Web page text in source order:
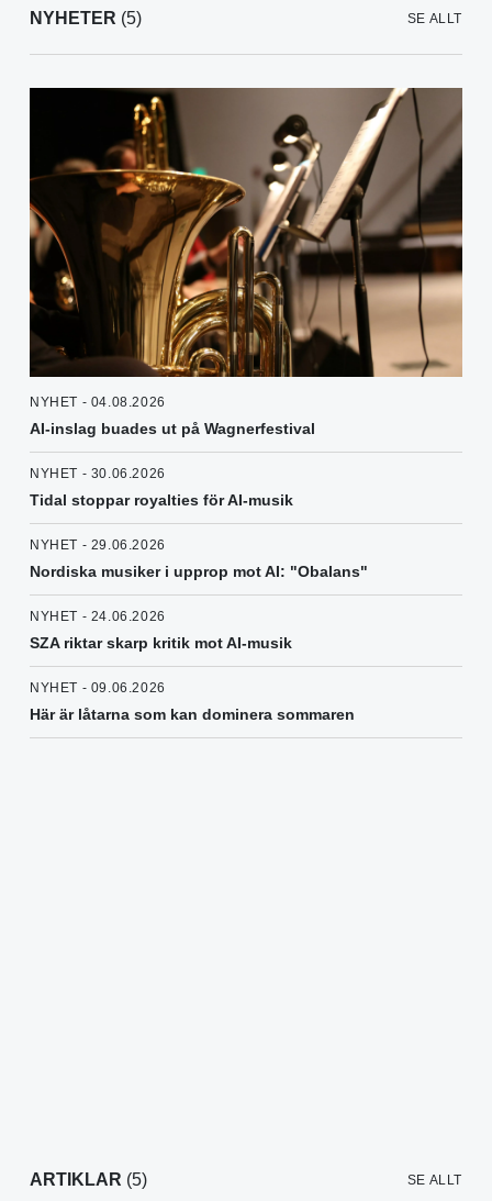
NYHETER (5) SE ALLT
NYHET - 04.08.2026
AI-inslag buades ut på Wagnerfestival
NYHET - 30.06.2026
Tidal stoppar royalties för AI-musik
NYHET - 29.06.2026
Nordiska musiker i upprop mot AI: "Obalans"
NYHET - 24.06.2026
SZA riktar skarp kritik mot AI-musik
NYHET - 09.06.2026
Här är låtarna som kan dominera sommaren
ARTIKLAR (5) SE ALLT